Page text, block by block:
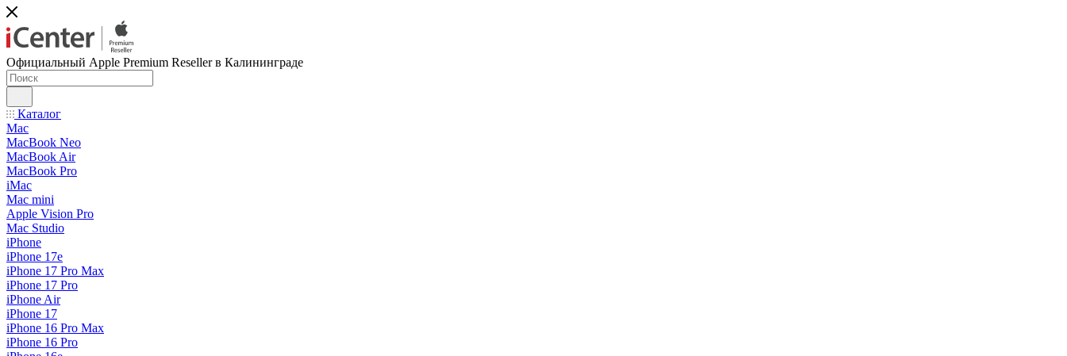
Официальный Apple Premium Reseller в Калининграде
Каталог
Mac
MacBook Neo
MacBook Air
MacBook Pro
iMac
Mac mini
Apple Vision Pro
Mac Studio
iPhone
iPhone 17e
iPhone 17 Pro Max
iPhone 17 Pro
iPhone Air
iPhone 17
iPhone 16 Pro Max
iPhone 16 Pro